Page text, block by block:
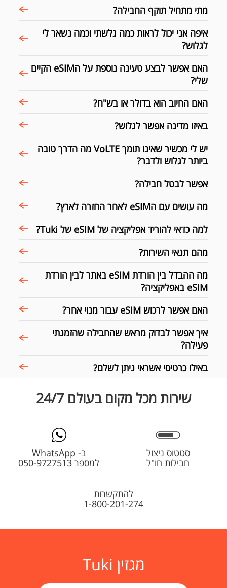
מתי מתחיל תוקף החבילה?
איפה אני יכול לראות כמה גלשתי וכמה נשאר לי
לגלוש?
האם אפשר לבצע טעינה נוספת על הeSIM הקיים
שלי?
האם החיוב הוא בדולר או בש"ח?
באיזו מדינה אפשר לגלוש?
יש לי מכשיר שאינו תומך VoLTE מה הדרך טובה
ביותר לגלוש ולדבר?
אפשר לבטל חבילה?
מה עושים עם הeSIM לאחר החזרה לארץ?
למה כדאי להוריד אפליקציה של eSIM של Tuki?
מהם תנאי השירות?
מה ההבדל בין הורדת eSIM באתר לבין הורדת
eSIM באפליקציה?
האם אפשר לרכוש eSIM עבור מנוי אחר?
איך אפשר לבדוק מראש שהחבילה שהזמנתי
פעילה?
באילו כרטיסי אשראי ניתן לשלם?
שירות מכל מקום בעולם 24/7
סטטוס ניצול
חבילות חו"ל
ב- WhatsApp
למספר 050-9727513
להתקשרות
1-800-201-274
מגזין Tuki